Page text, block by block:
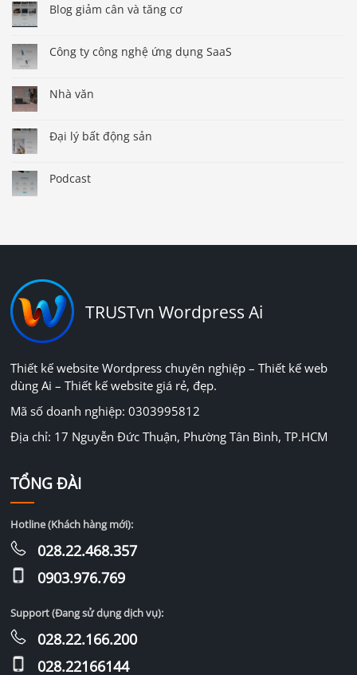
Blog giảm cân và tăng cơ
Công ty công nghệ ứng dụng SaaS
Nhà văn
Đại lý bất động sản
Podcast
TRUSTvn Wordpress Ai
Thiết kế website Wordpress chuyên nghiệp – Thiết kế web
dùng Ai – Thiết kế website giá rẻ, đẹp.
Mã số doanh nghiệp: 0303995812
Địa chỉ: 17 Nguyễn Đức Thuận, Phường Tân Bình, TP.HCM
TỔNG ĐÀI
Hotline (Khách hàng mới):
028.22.468.357
0903.976.769
Support (Đang sử dụng dịch vụ):
028.22.166.200
028.22166144